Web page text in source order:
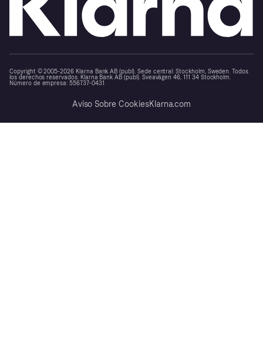
Copyright © 2005-2026 Klarna Bank AB (publ). Sede central: Stockholm, Sweden. Todos
los derechos reservados. Klarna Bank AB (publ). Sveavägen 46, 111 34 Stockholm.
Número de empresa: 556737-0431
Aviso Sobre CookiesKlarna.com